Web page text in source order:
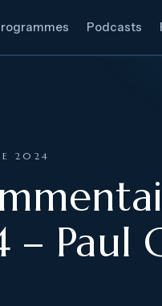
Podcasts
2024
Paul